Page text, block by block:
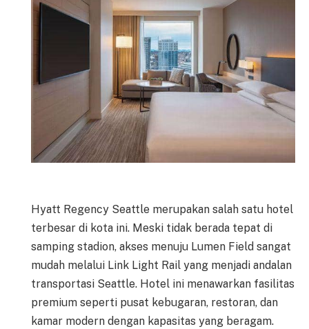
Hyatt Regency Seattle merupakan salah satu hotel
terbesar di kota ini. Meski tidak berada tepat di
samping stadion, akses menuju Lumen Field sangat
mudah melalui Link Light Rail yang menjadi andalan
transportasi Seattle. Hotel ini menawarkan fasilitas
premium seperti pusat kebugaran, restoran, dan
kamar modern dengan kapasitas yang beragam.